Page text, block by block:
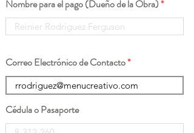
Nombre para el pago (Dueño de la Obra)
Correo Electrónico de Contacto
Cédula o Pasaporte